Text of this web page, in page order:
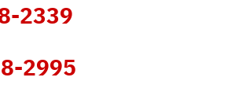
2339
2995